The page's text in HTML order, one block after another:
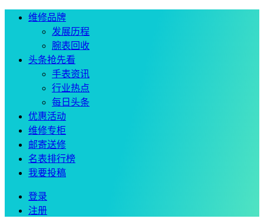
维修品牌
发展历程
腕表回收
头条抢先看
手表资讯
行业热点
每日头条
优惠活动
维修专柜
邮寄送修
名表排行榜
我要投稿
登录
注册